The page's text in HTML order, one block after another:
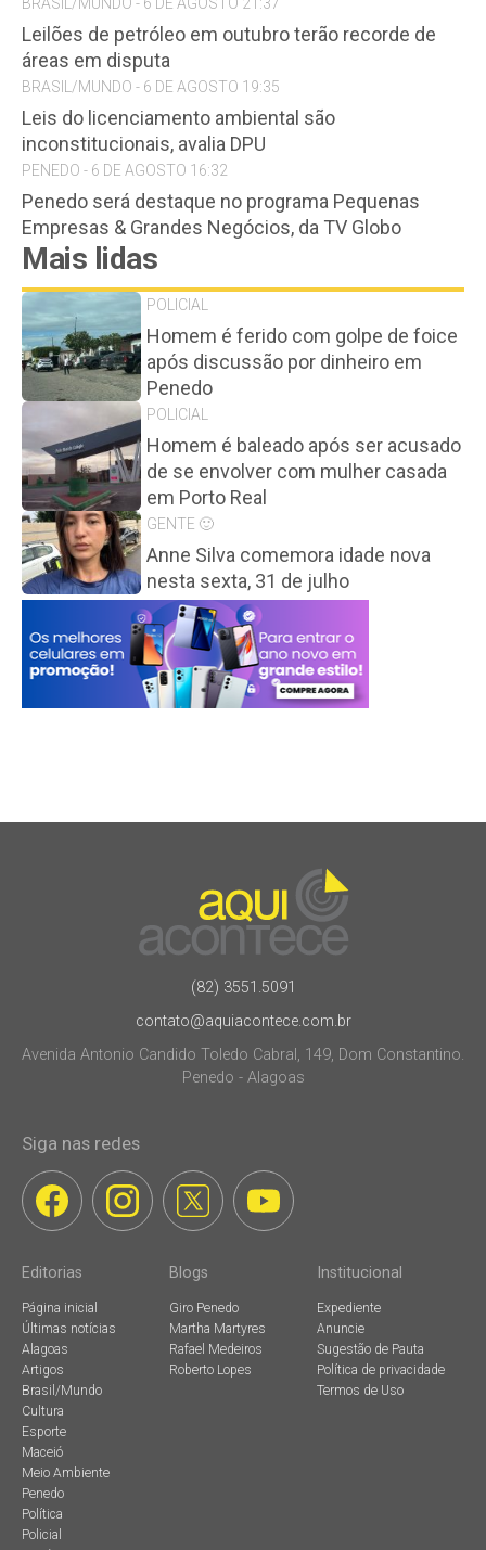
Leilões de petróleo em outubro terão recorde de
áreas em disputa
BRASIL/MUNDO - 6 DE AGOSTO 19:35
Leis do licenciamento ambiental são
inconstitucionais, avalia DPU
PENEDO - 6 DE AGOSTO 16:32
Penedo será destaque no programa Pequenas
Empresas & Grandes Negócios, da TV Globo
Mais lidas
POLICIAL
Homem é ferido com golpe de foice
após discussão por dinheiro em
Penedo
POLICIAL
Homem é baleado após ser acusado
de se envolver com mulher casada
em Porto Real
GENTE 🙂
Anne Silva comemora idade nova
nesta sexta, 31 de julho
(82) 3551.5091
contato@aquiacontece.com.br
Avenida Antonio Candido Toledo Cabral, 149, Dom Constantino.
Penedo - Alagoas
Siga nas redes
Editorias
Página inicial
Últimas notícias
Alagoas
Artigos
Brasil/Mundo
Cultura
Esporte
Maceió
Meio Ambiente
Penedo
Política
Policial
Blogs
Giro Penedo
Martha Martyres
Rafael Medeiros
Roberto Lopes
Institucional
Expediente
Anuncie
Sugestão de Pauta
Política de privacidade
Termos de Uso